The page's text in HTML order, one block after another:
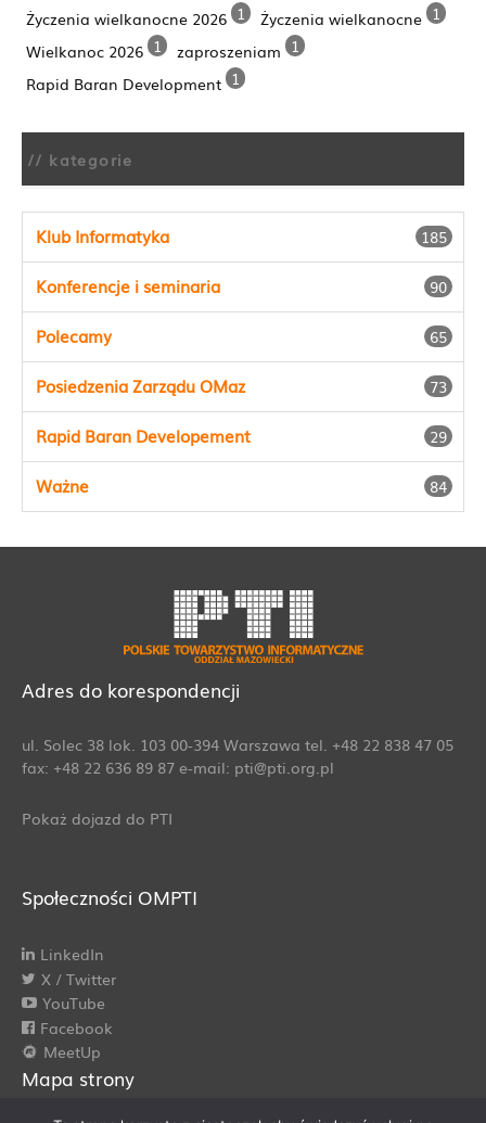
Życzenia wielkanocne 2026 1 Życzenia wielkanocne 1
Wielkanoc 2026 1 zaproszeniam 1
Rapid Baran Development 1
// kategorie
Klub Informatyka 185
Konferencje i seminaria 90
Polecamy 65
Posiedzenia Zarządu OMaz 73
Rapid Baran Developement 29
Ważne 84
Adres do korespondencji
ul. Solec 38 lok. 103 00-394 Warszawa tel. +48 22 838 47 05
fax: +48 22 636 89 87 e-mail: pti@pti.org.pl
Pokaż dojazd do PTI
Społeczności OMPTI
LinkedIn
X / Twitter
YouTube
Facebook
MeetUp
Mapa strony